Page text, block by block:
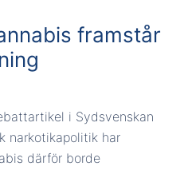
framstår
i Sydsvenskan
narkotikapolitik har
därför borde